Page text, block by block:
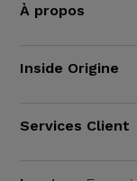
À propos
Inside Origine
Services Client